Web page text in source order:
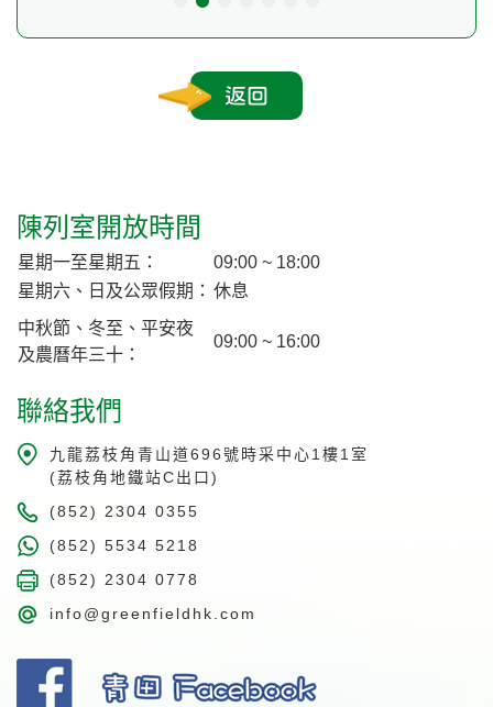
返回
陳列室開放時間
星期一至星期五：
09:00 ~ 18:00
星期六、日及公眾假期： 休息
中秋節、冬至、平安夜
及農曆年三十：
09:00 ~ 16:00
聯絡我們
九龍荔枝角青山道696號時采中心1樓1室
(荔枝角地鐵站C出口)
(852) 2304 0355
(852) 5534 5218
(852) 2304 0778
info@greenfieldhk.com